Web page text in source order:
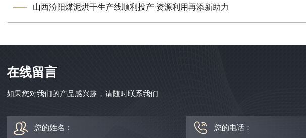
山西汾阳煤泥烘干生产线顺利投产 资源利用再添新助力
在线留言
如果您对我们的产品感兴趣，请随时联系我们